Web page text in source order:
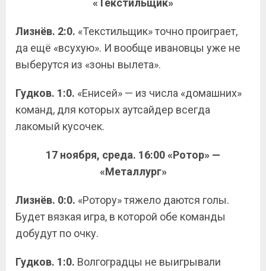
«Текстильщик»
Лизнёв. 2:0. «Текстильщик» точно проиграет,
да ещё «всухую». И вообще ивановцы уже не
выберутся из «зоны вылета».
Гудков. 1:0. «Енисей» — из числа «домашних»
команд, для которых аутсайдер всегда
лакомый кусочек.
17 ноября, среда. 16:00«Ротор» —
«Металлург»
Лизнёв. 0:0. «Ротору» тяжело даются голы.
Будет вязкая игра, в которой обе команды
добудут по очку.
Гудков. 1:0. Волгоградцы не выигрывали